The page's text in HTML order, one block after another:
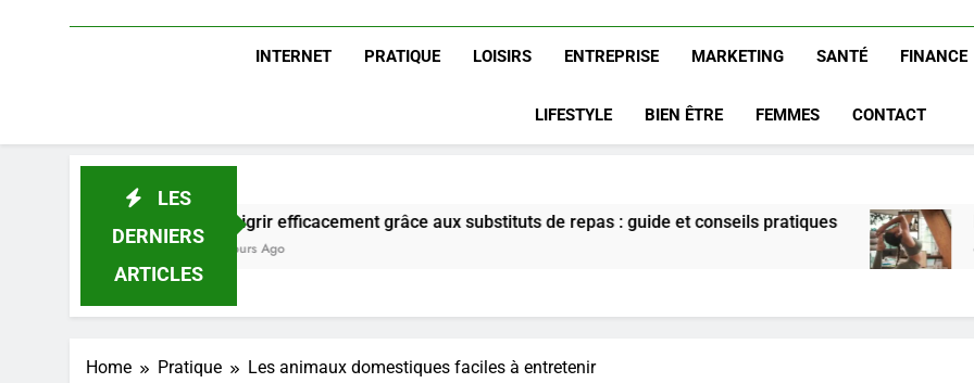
INTERNET PRATIQUE LOISIRS ENTREPRISE MARKETING SANTÉ FINANCE
LIFESTYLE BIEN ÊTRE FEMMES CONTACT
LES
DERNIERS
ARTICLES
Maigrir efficacement grâce aux substituts de repas : guide et conseils pratiques
2 Jours Ago
Postures de yoga
6 Jours Ago
Home Pratique Les animaux domestiques faciles à entretenir